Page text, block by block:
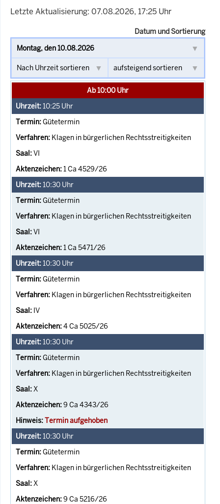
Letzte Aktualisierung: 07.08.2026, 17:25 Uhr
Datum und Sortierung
Ab 10:00 Uhr
10:25 Uhr
Gütetermin
Klagen in bürgerlichen Rechtsstreitigkeiten
VI
1 Ca 4529/26
10:30 Uhr
Gütetermin
Klagen in bürgerlichen Rechtsstreitigkeiten
VI
1 Ca 5471/26
10:30 Uhr
Gütetermin
Klagen in bürgerlichen Rechtsstreitigkeiten
IV
4 Ca 5025/26
10:30 Uhr
Gütetermin
Klagen in bürgerlichen Rechtsstreitigkeiten
X
9 Ca 4343/26
Termin aufgehoben
10:30 Uhr
Gütetermin
Klagen in bürgerlichen Rechtsstreitigkeiten
X
9 Ca 5216/26